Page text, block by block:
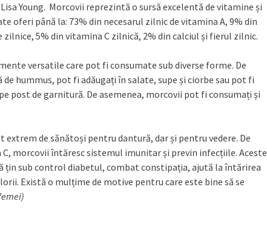
Young. Morcovii reprezintă o sursă excelentă de vitamine și
oferi până la: 73% din necesarul zilnic de vitamina A, 9% din
5% din vitamina C zilnică, 2% din calciul și fierul zilnic.
versatile care pot fi consumate sub diverse forme. De
hummus, pot fi adăugați în salate, supe și ciorbe sau pot fi
post de garnitură. De asemenea, morcovii pot fi consumați și
de sănătoși pentru dantură, dar și pentru vedere. De
morcovii întăresc sistemul imunitar și previn infecțiile. Aceste
țin sub control diabetul, combat constipația, ajută la întărirea
Există o mulțime de motive pentru care este bine să se